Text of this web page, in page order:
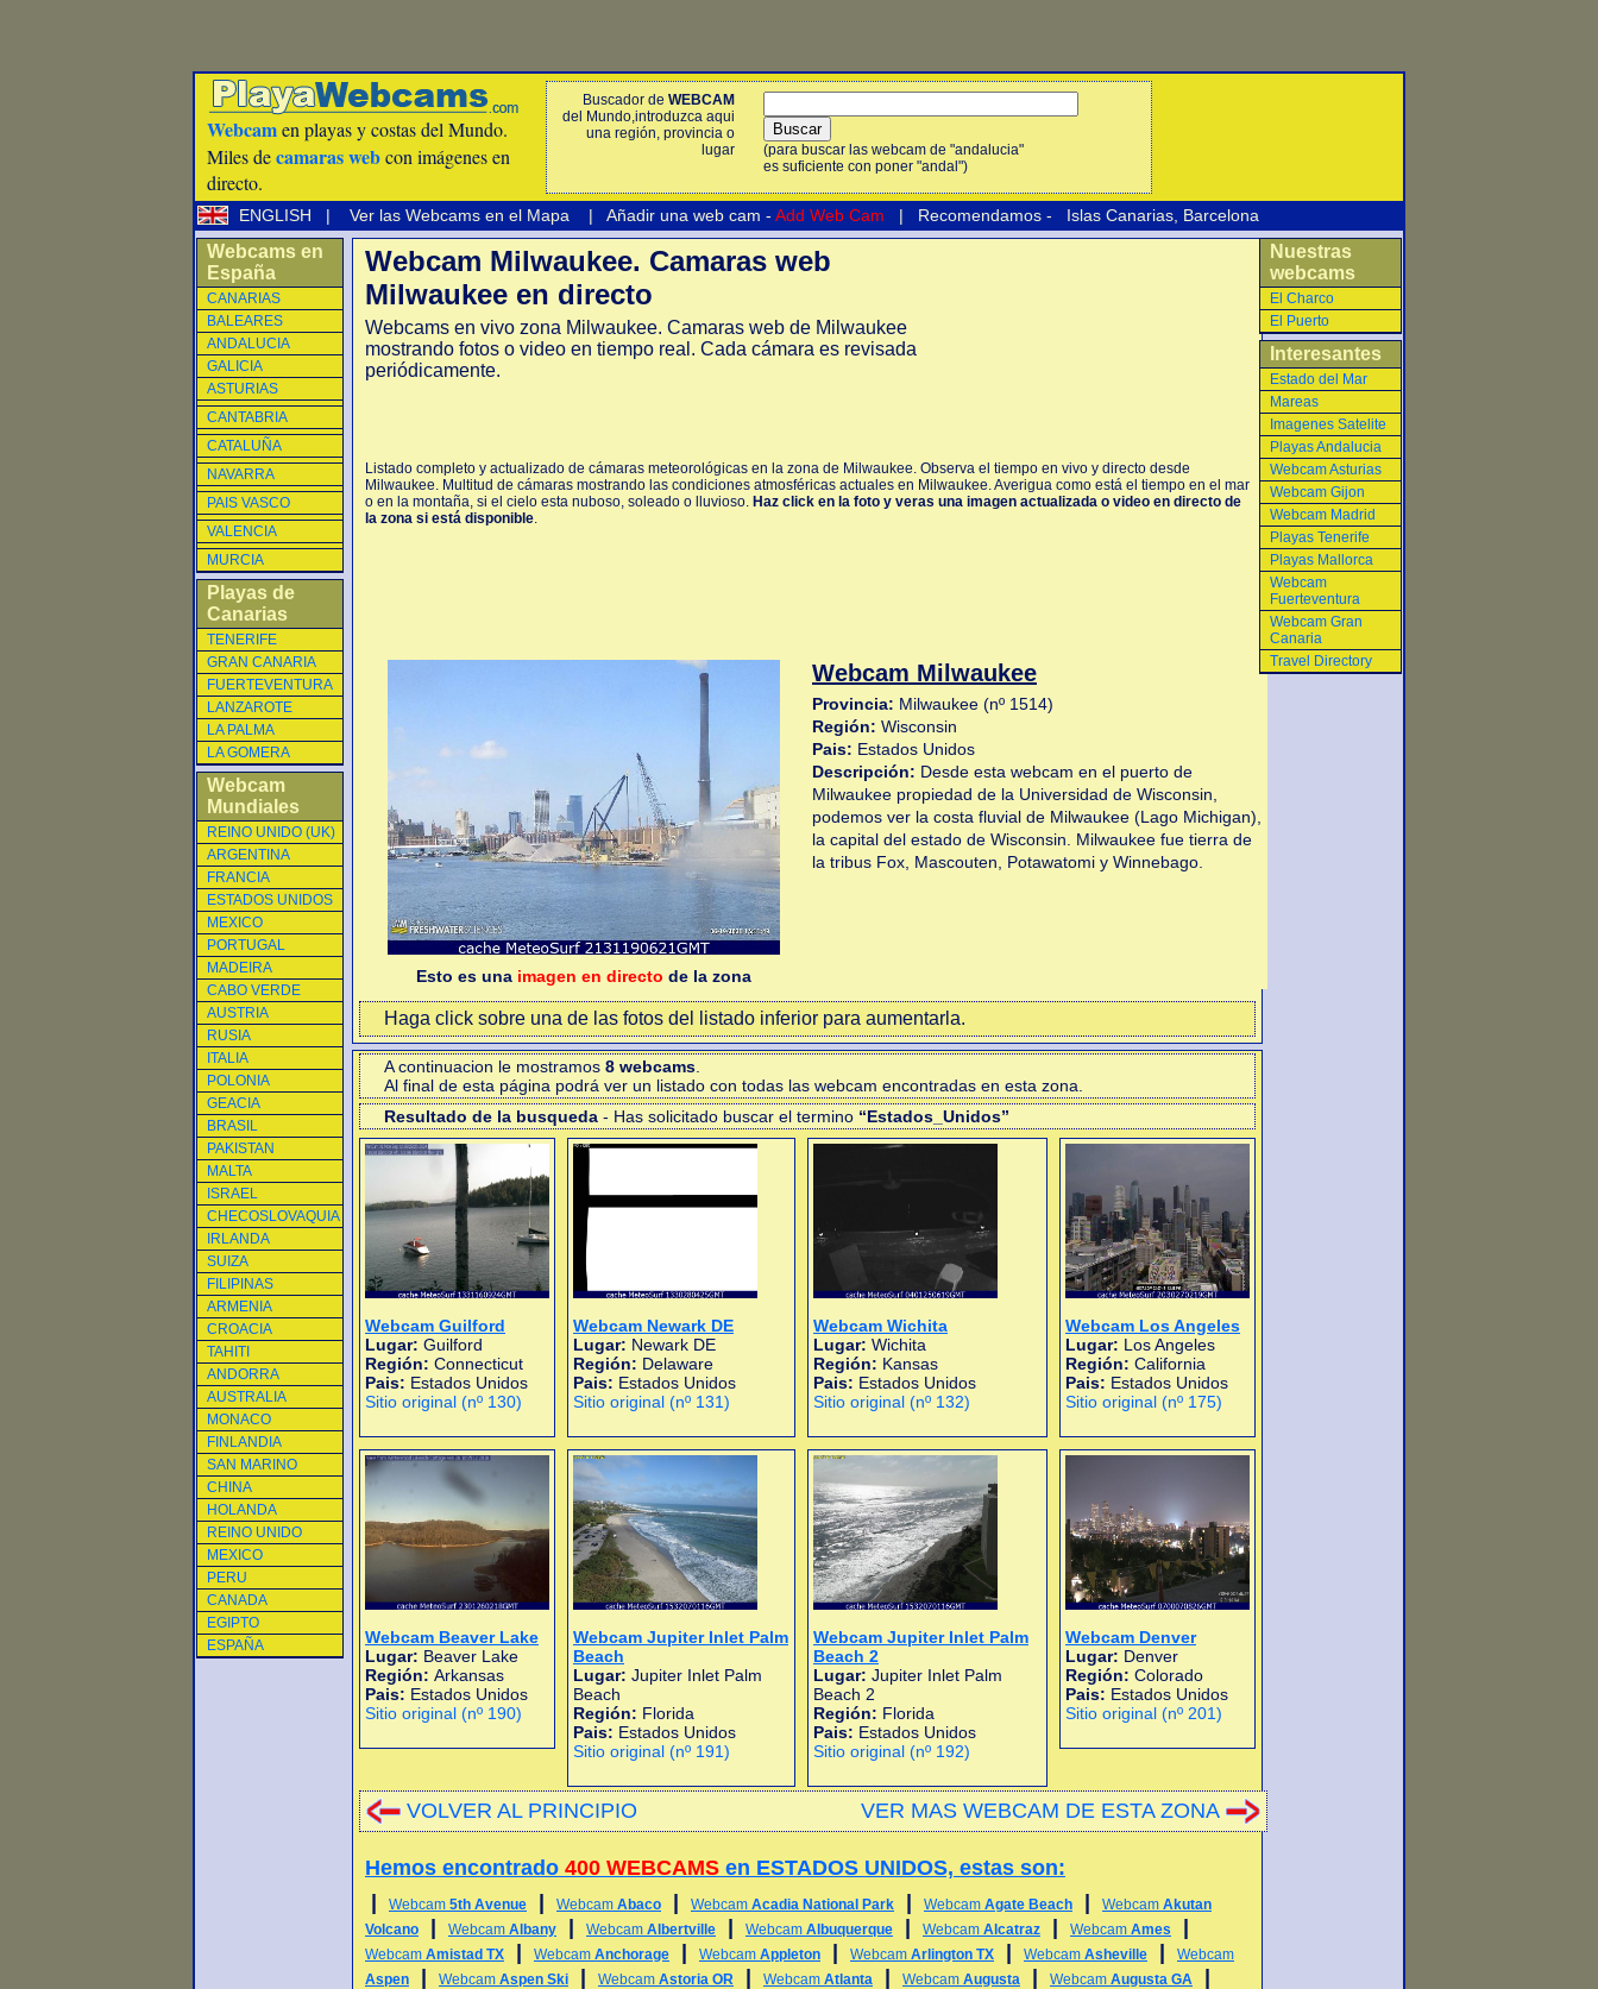
Webcamen playas y costas del Mundo.
Miles decamaras webcon imágenes en
directo.
Buscador de WEBCAM
del Mundo,introduzca aqui
una región, provincia o
lugar
(para buscar las webcam de "andalucia"
es suficiente con poner "andal")
ENGLISH | Ver las Webcams en el Mapa | Añadir una web cam - Add Web Cam | Recomendamos - Islas Canarias Barcelona
Webcams en
España
CANARIAS
BALEARES
ANDALUCIA
GALICIA
ASTURIAS
CANTABRIA
CATALUÑA
NAVARRA
PAIS VASCO
VALENCIA
MURCIA
Playas de
Canarias
TENERIFE
GRAN CANARIA
FUERTEVENTURA
LANZAROTE
LA PALMA
LA GOMERA
Webcam
Mundiales
REINO UNIDO (UK)
ARGENTINA
FRANCIA
ESTADOS UNIDOS
MEXICO
PORTUGAL
MADEIRA
CABO VERDE
AUSTRIA
RUSIA
ITALIA
POLONIA
GEACIA
BRASIL
PAKISTAN
MALTA
ISRAEL
CHECOSLOVAQUIA
IRLANDA
SUIZA
FILIPINAS
ARMENIA
CROACIA
TAHITI
ANDORRA
AUSTRALIA
MONACO
FINLANDIA
SAN MARINO
CHINA
HOLANDA
REINO UNIDO
MEXICO
PERU
CANADA
EGIPTO
ESPAÑA
Webcam Milwaukee. Camaras web
Milwaukee en directo
Webcams en vivo zona Milwaukee. Camaras web de Milwaukee
mostrando fotos o video en tiempo real. Cada cámara es revisada
periódicamente.
Listado completo y actualizado de cámaras meteorológicas en la zona de Milwaukee. Observa el tiempo en vivo y directo desde
Milwaukee. Multitud de cámaras mostrando las condiciones atmosféricas actuales en Milwaukee. Averigua como está el tiempo en el mar
o en la montaña, si el cielo esta nuboso, soleado o lluvioso. Haz click en la foto y veras una imagen actualizada o video en directo de
la zona si está disponible.
Esto es una imagen en directo de la zona
Webcam Milwaukee
Provincia: Milwaukee (nº 1514)
Región: Wisconsin
Pais: Estados Unidos
Descripción: Desde esta webcam en el puerto de
Milwaukee propiedad de la Universidad de Wisconsin,
podemos ver la costa fluvial de Milwaukee (Lago Michigan),
la capital del estado de Wisconsin. Milwaukee fue tierra de
la tribus Fox, Mascouten, Potawatomi y Winnebago.
Haga click sobre una de las fotos del listado inferior para aumentarla.
A continuacion le mostramos 8 webcams
Al final de esta página podrá ver un listado con todas las webcam encontradas en esta zona.
Resultado de la busqueda - Has solicitado buscar el termino “Estados_Unidos”
Webcam Guilford
Lugar: Guilford
Región: Connecticut
Pais: Estados Unidos
Sitio original (nº 130)
Webcam Newark DE
Lugar: Newark DE
Región: Delaware
Pais: Estados Unidos
Sitio original (nº 131)
Webcam Wichita
Lugar: Wichita
Región: Kansas
Pais: Estados Unidos
Sitio original (nº 132)
Webcam Los Angeles
Lugar: Los Angeles
Región: California
Pais: Estados Unidos
Sitio original (nº 175)
Webcam Beaver Lake
Lugar: Beaver Lake
Región: Arkansas
Pais: Estados Unidos
Sitio original (nº 190)
Webcam Jupiter Inlet Palm
Beach
Lugar: Jupiter Inlet Palm
Beach
Región: Florida
Pais: Estados Unidos
Sitio original (nº 191)
Webcam Jupiter Inlet Palm
Beach 2
Lugar: Jupiter Inlet Palm
Beach 2
Región: Florida
Pais: Estados Unidos
Sitio original (nº 192)
Webcam Denver
Lugar: Denver
Región: Colorado
Pais: Estados Unidos
Sitio original (nº 201)
VOLVER AL PRINCIPIO VER MAS WEBCAM DE ESTA ZONA
Hemos encontrado 400 WEBCAMS en ESTADOS UNIDOS, estas son:
Webcam 5th Avenue Webcam Abaco Webcam Acadia National Park Webcam Agate Beach Webcam Akutan
Volcano
Webcam Albany Webcam Albertville Webcam Albuquerque Webcam Alcatraz Webcam Ames
Webcam Amistad TX Webcam Anchorage Webcam Appleton Webcam Arlington TX Webcam Asheville
Webcam
Aspen
Webcam Aspen Ski Webcam Astoria OR Webcam Atlanta Webcam Augusta Webcam Augusta GA
Nuestras
webcams
El Charco
El Puerto
Interesantes
Estado del Mar
Mareas
Imagenes Satelite
Playas Andalucia
Webcam Asturias
Webcam Gijon
Webcam Madrid
Playas Tenerife
Playas Mallorca
Webcam
Fuerteventura
Webcam Gran
Canaria
Travel Directory